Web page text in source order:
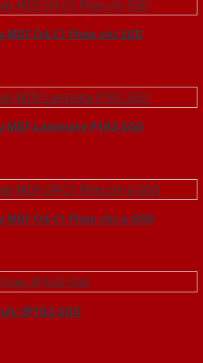
MDF O4-C1 Phào chi-SGD
MDF Laminate P1R2-SGD
MDF O4-C1 Phào chi-a-SGD
2P1G2-SGD